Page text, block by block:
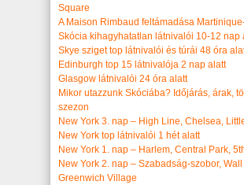
Square
A Maison Rimbaud feltámadása
Skócia kihagyhatatlan látnivalói 10-12 nap
Skye sziget top látnivalói és túrái 48 óra
Edinburgh top 15 látnivalója 2 nap alatt
Glasgow látnivalói 24 óra alatt
Mikor utazzunk Skóciába? Időjárás, árak,
szezon
New York 3. nap – High Line, Chelsea,
New York top látnivalói 1 hét alatt
New York 1. nap – Harlem, Central Park,
New York 2. nap – Szabadság-szobor, Wall
Greenwich Village